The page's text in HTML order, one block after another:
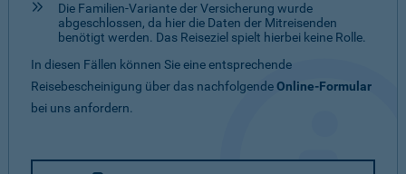
Die Familien-Variante der Versicherung wurde
abgeschlossen, da hier die Daten der Mitreisenden
benötigt werden. Das Reiseziel spielt hierbei keine Rolle.
In diesen Fällen können Sie eine entsprechende
Reisebescheinigung über das nachfolgendeOnline-Formular
bei uns anfordern.